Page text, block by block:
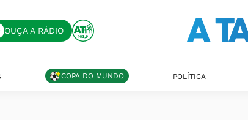
OUÇA A RÁDIO
COPA DO MUNDO POLÍTICA